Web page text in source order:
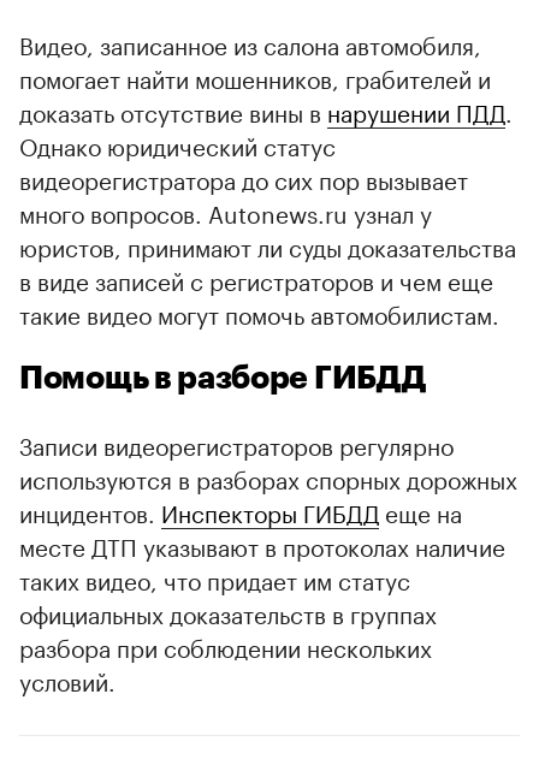
Видео, записанное из салона автомобиля,
помогает найти мошенников, грабителей и
доказать отсутствие вины в нарушении ПДД
Однако юридический статус
видеорегистратора до сих пор вызывает
много вопросов. Autonews.ru узнал у
юристов, принимают ли суды доказательства
в виде записей с регистраторов и чем еще
такие видео могут помочь автомобилистам.
00:00 / 00:00
Помощь в разборе ГИБДД
Записи видеорегистраторов регулярно
используются в разборах спорных дорожных
инцидентов. Инспекторы ГИБДД еще на
месте ДТП указывают в протоколах наличие
таких видео, что придает им статус
официальных доказательств в группах
разбора при соблюдении нескольких
условий.